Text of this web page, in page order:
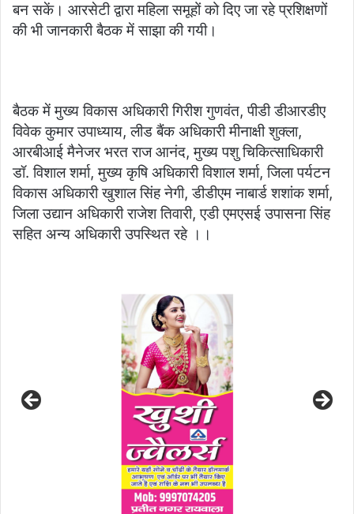
बन सकें। आरसेटी द्वारा महिला समूहों को दिए जा रहे प्रशिक्षणों
की भी जानकारी बैठक में साझा की गयी।
बैठक में मुख्य विकास अधिकारी गिरीश गुणवंत, पीडी डीआरडीए
विवेक कुमार उपाध्याय, लीड बैंक अधिकारी मीनाक्षी शुक्ला,
आरबीआई मैनेजर भरत राज आनंद, मुख्य पशु चिकित्साधिकारी
डॉ. विशाल शर्मा, मुख्य कृषि अधिकारी विशाल शर्मा, जिला पर्यटन
विकास अधिकारी खुशाल सिंह नेगी, डीडीएम नाबार्ड शशांक शर्मा,
जिला उद्यान अधिकारी राजेश तिवारी, एडी एमएसई उपासना सिंह
सहित अन्य अधिकारी उपस्थित रहे ।।